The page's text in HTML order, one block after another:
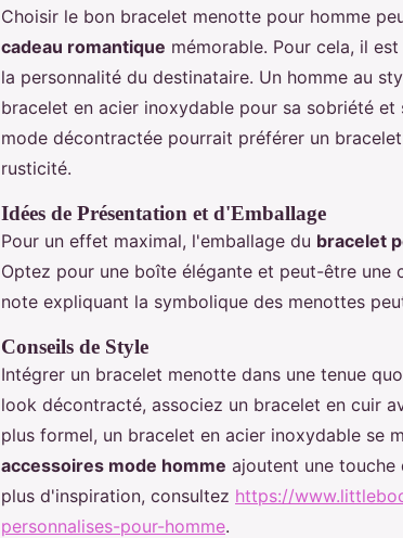
Choisir le bon bracelet menotte pour homme
cadeau romantique mémorable. Pour cela, il
la personnalité du destinataire. Un homme au
bracelet en acier inoxydable pour sa sobriété
mode décontractée pourrait préférer un
rusticité.
Idées de Présentation et d'Emballage
Pour un effet maximal, l'emballage du bracelet
Optez pour une boîte élégante et peut-être une
note expliquant la symbolique des menottes
Conseils de Style
Intégrer un bracelet menotte dans une tenue
look décontracté, associez un bracelet en cuir
plus formel, un bracelet en acier inoxydable se
accessoires mode homme ajoutent une
plus d'inspiration, consultez https://
personnalises-pour-homme.